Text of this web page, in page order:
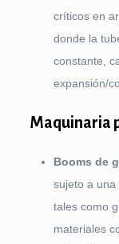
críticos en
donde la
constante,
expansión/
Maquinaria
Booms de
sujeto a una
tales como
materiales